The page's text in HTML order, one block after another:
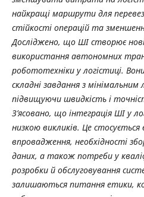
найкращі маршрути для
стійкості операцій та
Досліджено, що ШІ створює
використання автономних
робототехніки у логістиці.
складні завдання з
підвищуючи швидкість і
З’ясовано, що інтеграція ШІ у
низкою викликів. Це
впровадження, необхідності
даних, а також потреби у
розробки й обслуговування
залишаються питання етики,